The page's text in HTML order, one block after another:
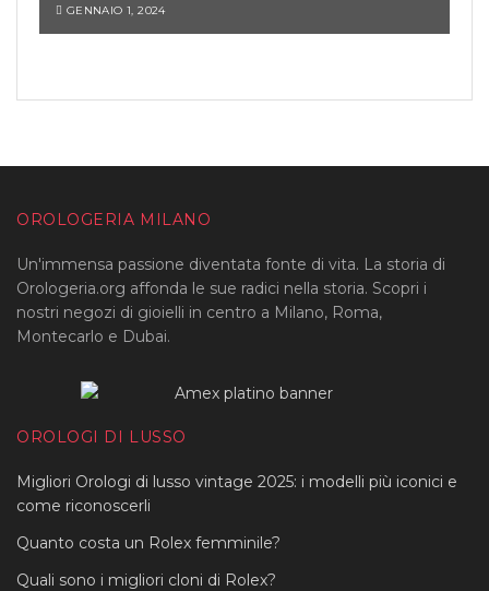
GENNAIO 1, 2024
OROLOGERIA MILANO
Un'immensa passione diventata fonte di vita. La storia di
Orologeria.org affonda le sue radici nella storia. Scopri i
nostri negozi di gioielli in centro a Milano, Roma,
Montecarlo e Dubai.
OROLOGI DI LUSSO
Migliori Orologi di lusso vintage 2025: i modelli più iconici e
come riconoscerli
Quanto costa un Rolex femminile?
Quali sono i migliori cloni di Rolex?